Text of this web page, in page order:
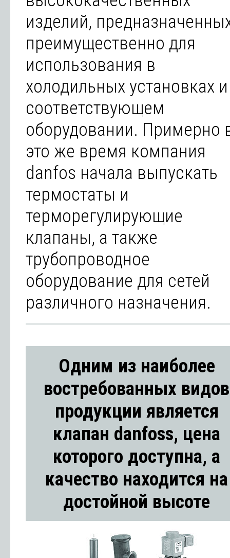
изделий,
преимущественно для
использования в
холодильных установках и
соответствующем
оборудовании. Примерно
это же время компания
danfos начала выпускать
термостаты и
терморегулирующие
клапаны, а также
трубопроводное
оборудование для сетей
различного назначения.
Одним из наиболее
востребованных видов
продукции является
клапан danfoss, цена
которого доступна, а
качество находится на
достойной высоте